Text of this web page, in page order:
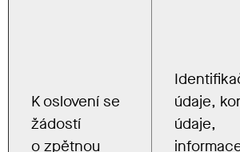
K oslovení se
žádostí
o zpětnou
údaje,
údaje,